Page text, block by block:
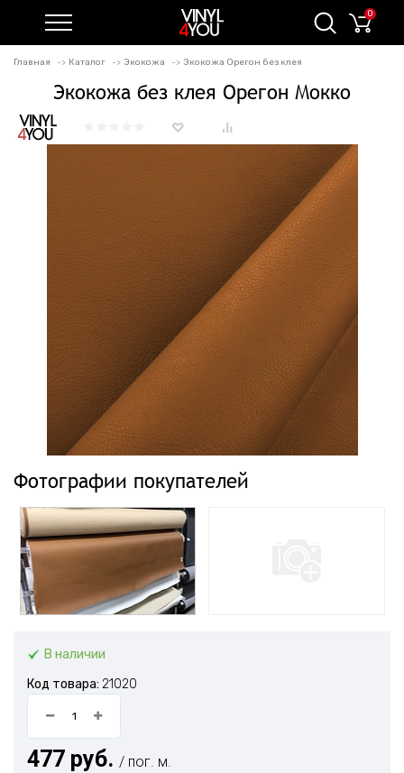
0
Главная Каталог Экокожа Экокожа Орегон без клея
Экокожа без клея Орегон Мокко
Фотографии покупателей
В наличии
Код товара: 21020
477 руб. / пог. м.